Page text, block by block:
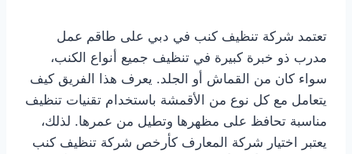
تعتمد شركة تنظيف كنب في دبي على طاقم عمل
مدرب ذو خبرة كبيرة في تنظيف جميع أنواع الكنب،
سواء كان من القماش أو الجلد. يعرف هذا الفريق كيف
يتعامل مع كل نوع من الأقمشة باستخدام تقنيات تنظيف
مناسبة تحافظ على مظهرها وتطيل من عمرها. لذلك،
يعتبر اختيار شركة المعارف كأرخص شركة تنظيف كنب